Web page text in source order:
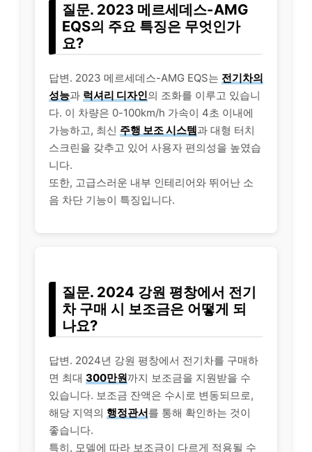
질문. 2023 메르세데스-AMG
EQS의 주요 특징은 무엇인가
요?
답변. 2023 메르세데스-AMG EQS는 전기차의
성능과 럭셔리 디자인의 조화를 이루고 있습니
다. 이 차량은 0-100km/h 가속이 4초 이내에
가능하고, 최신 주행 보조 시스템과 대형 터치
스크린을 갖추고 있어 사용자 편의성을 높였습
니다.
또한, 고급스러운 내부 인테리어와 뛰어난 소
음 차단 기능이 특징입니다.
질문. 2024 강원 평창에서 전기
차 구매 시 보조금은 어떻게 되
나요?
답변. 2024년 강원 평창에서 전기차를 구매하
면 최대 300만원까지 보조금을 지원받을 수
있습니다. 보조금 잔액은 수시로 변동되므로,
해당 지역의 행정관서를 통해 확인하는 것이
좋습니다.
특히, 모델에 따라 보조금이 다르게 적용될 수